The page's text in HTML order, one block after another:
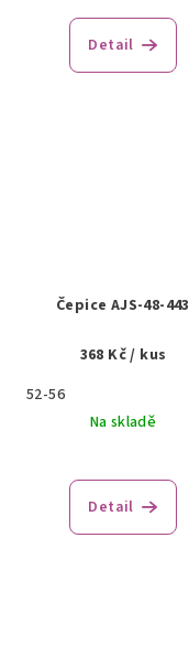
Detail
Čepice AJS-48-443
368 Kč/ kus
52-56
Na skladě
Detail